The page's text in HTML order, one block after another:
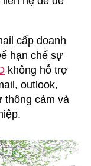
cấp doanh
hạn chế sự
không hỗ trợ
outlook,
cảm và